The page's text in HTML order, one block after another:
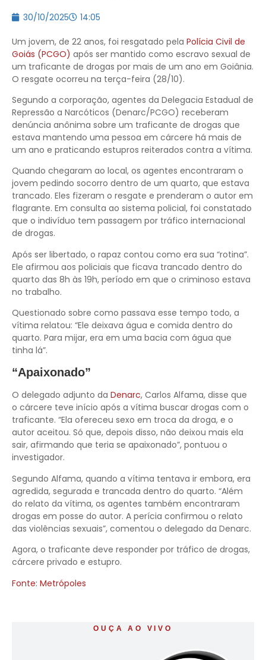
30/10/2025 14:05
Um jovem, de 22 anos, foi resgatado pela Polícia Civil de
Goiás (PCGO) após ser mantido como escravo sexual de
um traficante de drogas por mais de um ano em Goiânia.
O resgate ocorreu na terça-feira (28/10).
Segundo a corporação, agentes da Delegacia Estadual de
Repressão a Narcóticos (Denarc/PCGO) receberam
denúncia anônima sobre um traficante de drogas que
estava mantendo uma pessoa em cárcere há mais de
um ano e praticando estupros reiterados contra a vítima.
Quando chegaram ao local, os agentes encontraram o
jovem pedindo socorro dentro de um quarto, que estava
trancado. Eles fizeram o resgate e prenderam o autor em
flagrante. Em consulta ao sistema policial, foi constatado
que o indivíduo tem passagem por tráfico internacional
de drogas.
Após ser libertado, o rapaz contou como era sua “rotina”.
Ele afirmou aos policiais que ficava trancado dentro do
quarto das 8h às 19h, período em que o criminoso estava
no trabalho.
Questionado sobre como passava esse tempo todo, a
vítima relatou: “Ele deixava água e comida dentro do
quarto. Para mijar, era em uma bacia com água que
tinha lá”.
“Apaixonado”
O delegado adjunto da Denarc, Carlos Alfama, disse que
o cárcere teve início após a vítima buscar drogas com o
traficante. “Ela ofereceu sexo em troca da droga, e o
autor aceitou. Só que, depois disso, não deixou mais ela
sair, afirmando que teria se apaixonado”, pontuou o
investigador.
Segundo Alfama, quando a vítima tentava ir embora, era
agredida, segurada e trancada dentro do quarto. “Além
do relato da vítima, os agentes também encontraram
drogas em posse do autor. A perícia confirmou o relato
das violências sexuais”, comentou o delegado da Denarc.
Agora, o traficante deve responder por tráfico de drogas,
cárcere privado e estupro.
Fonte: Metrópoles
OUÇA AO VIVO